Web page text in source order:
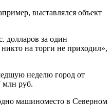
выставлялся объект
долларов за один
на торги не приходил»,
неделю город от
млн руб.
машиноместо в Северном